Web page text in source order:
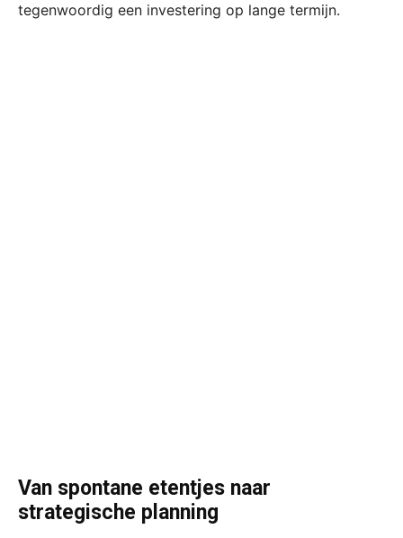
tegenwoordig een investering op lange termijn.
Van spontane etentjes naar
strategische planning